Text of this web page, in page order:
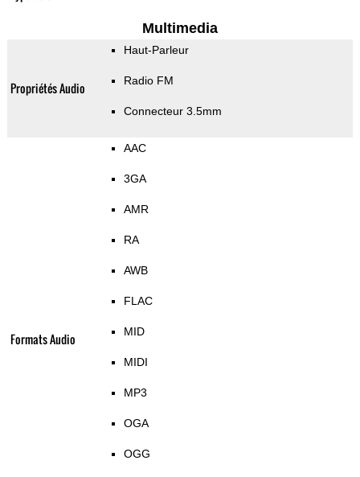
Multimedia
Propriétés Audio
Haut-Parleur
Radio FM
Connecteur 3.5mm
Formats Audio
AAC
3GA
AMR
RA
AWB
FLAC
MID
MIDI
MP3
OGA
OGG